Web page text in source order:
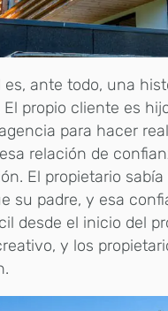
es, ante todo, una
El propio cliente es
para hacer
relación de
El propietario
su padre, y esa
desde el inicio del
y los